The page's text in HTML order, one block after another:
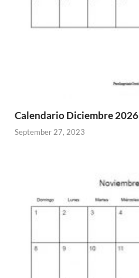
Calendario Diciembre 2026
September 27, 2023